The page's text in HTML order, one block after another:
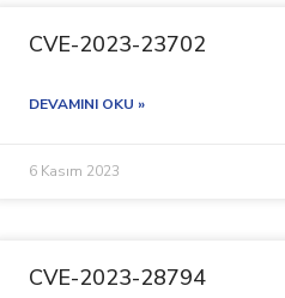
CVE-2023-23702
DEVAMINI OKU »
6 Kasım 2023
CVE-2023-28794